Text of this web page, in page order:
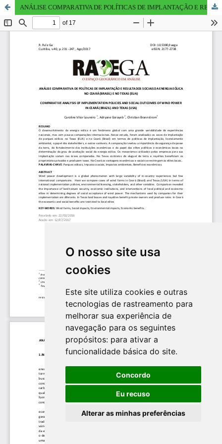
O nosso site usa
cookies
Este site utiliza cookies e outras
tecnologias de rastreamento para
melhorar sua experiência de
navegação para os seguintes
propósitos: para ativar a
funcionalidade básica do site.
Concordo
Eu recuso
Alterar as minhas preferências
ANÁLISE COMPARATIVA DE POLÍTICAS DE IMPLANTAÇÃO E RESULTADOS SOCIAIS DA ENERGIA EÓLICA NO BRASIL E NOS ESTADOS UNIDOS